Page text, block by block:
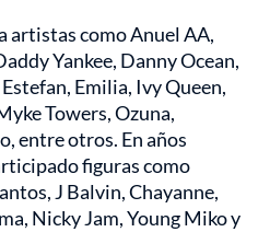
artistas como Anuel AA,
Yankee, Danny Ocean,
Emilia, Ivy Queen,
Towers, Ozuna,
entre otros. En años
figuras como
J Balvin, Chayanne,
Nicky Jam, Young Miko y